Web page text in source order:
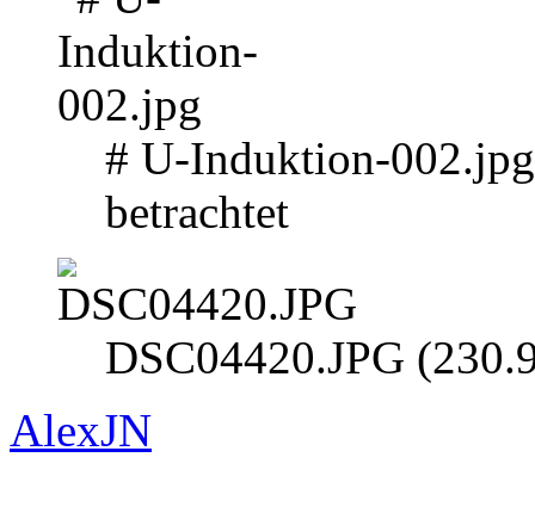
# U-Induktion-
betrachtet
DSC04420.JPG
AlexJN